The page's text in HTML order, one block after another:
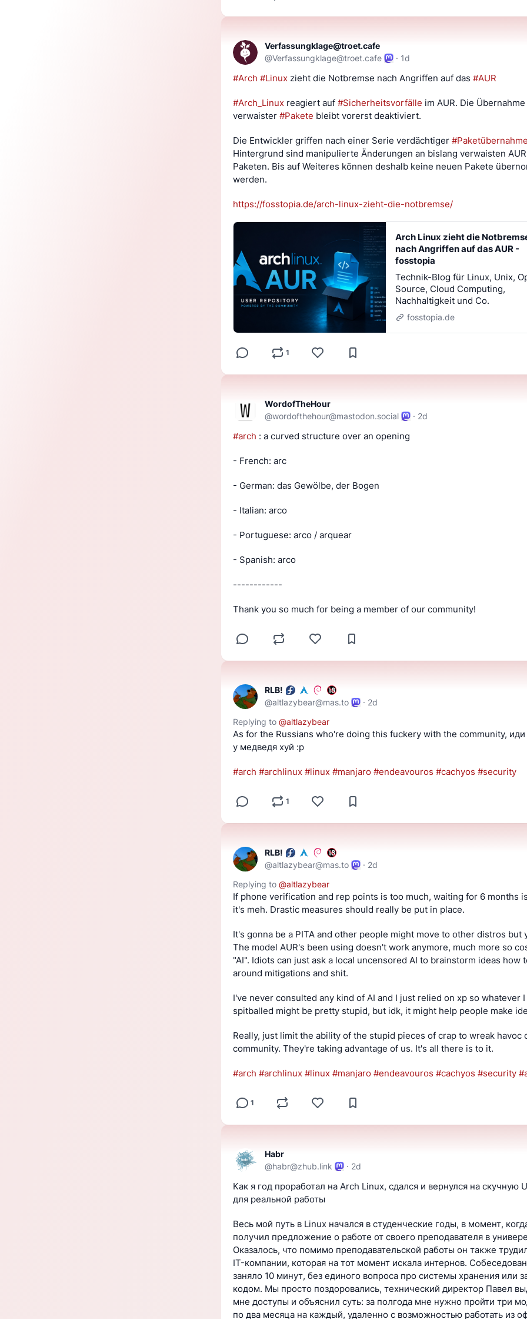
Verfassungklage@troet.cafe
@Verfassungklage@troet.cafe · 1d
#Arch #Linux zieht die Notbremse nach Angriffen auf das #AUR
#Arch_Linux reagiert auf #Sicherheitsvorfälle im AUR. Die Übernahme
verwaister #Pakete bleibt vorerst deaktiviert.
Die Entwickler griffen nach einer Serie verdächtiger #
Hintergrund sind manipulierte Änderungen an bislang verwaisten
Paketen. Bis auf Weiteres können deshalb keine neuen Pakete
werden.
https://fosstopia.de/arch-linux-zieht-die-notbremse/
Arch Linux zieht die
nach Angriffen auf das AUR -
fosstopia
Technik-Blog für Linux, Unix,
Source, Cloud Computing,
Nachhaltigkeit und Co.
fosstopia.de
1
WordofTheHour
@wordofthehour@mastodon.social · 2d
#arch : a curved structure over an opening
- French: arc
- German: das Gewölbe, der Bogen
- Italian: arco
- Portuguese: arco / arquear
- Spanish: arco
------------
Thank you so much for being a member of our community!
RLB!
@altlazybear@mas.to · 2d
Replying to @altlazybear
As for the Russians who're doing this fuckery with the community, иди
у медведя хуй :p
#arch #archlinux #linux #manjaro #endeavouros #cachyos #security
1
RLB!
@altlazybear@mas.to · 2d
Replying to @altlazybear
If phone verification and rep points is too much, waiting for 6 months
it's meh. Drastic measures should really be put in place.
It's gonna be a PITA and other people might move to other distros but
The model AUR's been using doesn't work anymore, much more so
"AI". Idiots can just ask a local uncensored AI to brainstorm ideas how
around mitigations and shit.
I've never consulted any kind of AI and I just relied on xp so whatever I
spitballed might be pretty stupid, but idk, it might help people make
Really, just limit the ability of the stupid pieces of crap to wreak havoc
community. They're taking advantage of us. It's all there is to it.
#arch #archlinux #linux #manjaro #endeavouros #cachyos #security #
1
Habr
@habr@zhub.link · 2d
Как я год проработал на Arch Linux, сдался и вернулся на скучную
для реальной работы
Весь мой путь в Linux начался в студенческие годы, в момент,
получил предложение о работе от своего преподавателя в
Оказалось, что помимо преподавательской работы он также
IT-компании, которая на тот момент искала интернов.
заняло 10 минут, без единого вопроса про системы хранения или
кодом. Мы просто поздоровались, технический директор Павел
мне доступы и объяснил суть: за полгода мне нужно пройти три
по два месяца на каждый, удаленно с возможностью работать из